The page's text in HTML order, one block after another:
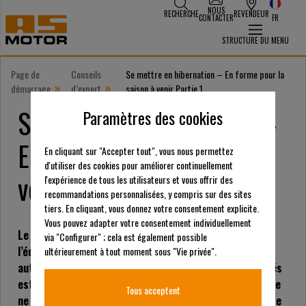
RECHERCHE NOUS
CONTACTERREVENDEUR FR
STRUCTURE DU MENU
Page de
démarrage »
Conseils
d’expert »
Se mettre en hibernation – En forme pour la
saison à venir Partie 1
Se mettre en hibernation -
En forme pour la saison à
venir - Partie 1
Le moment idéal pour un contrôle complet de
l’équipement des tondeuses à gazon, des tondeuses
autoportées et des autres outils de jardinage motorisés
est celui de l’hivernage des machines. Presque personne
ne sait mieux que Wolfgang Gerlach ce qu’il faut prendre
Paramètres des cookies
En cliquant sur "Accepter tout", vous nous permettez
d'utiliser des cookies pour améliorer continuellement
l'expérience de tous les utilisateurs et vous offrir des
recommandations personnalisées, y compris sur des sites
tiers. En cliquant, vous donnez votre consentement explicite.
Vous pouvez adapter votre consentement individuellement
via "Configurer" ; cela est également possible
ultérieurement à tout moment sous "Vie privée".
Tous acceptent